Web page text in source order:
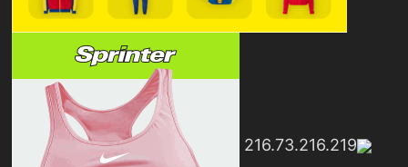
216.73.216.219